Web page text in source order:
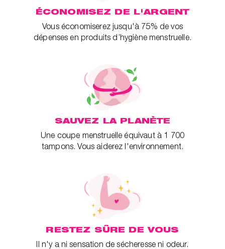
ÉCONOMISEZ DE L'ARGENT
Vous économiserez jusqu'à 75% de vos
dépenses en produits d’hygiène menstruelle.
SAUVEZ LA PLANÈTE
Une coupe menstruelle équivaut à 1 700
tampons. Vous aiderez l'environnement.
RESTEZ SÛRE DE VOUS
Il n'y a ni sensation de sécheresse ni odeur.